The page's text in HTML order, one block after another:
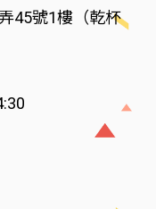
45號1樓（乾杯